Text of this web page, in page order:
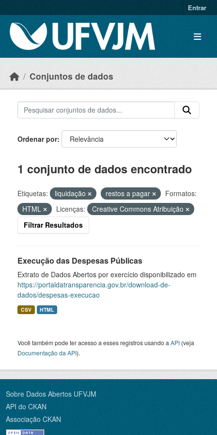
Entrar
Conjuntos de dados
Ordenar por
1 conjunto de dados encontrado
Etiquetas: liquidação restos a pagar
Formatos:
HTML
Licenças:
Creative Commons Atribuição
Filtrar Resultados
Execução das Despesas Públicas
Extrato de Dados Abertos por exercício disponibilizado em
https://portaldatransparencia.gov.br/download-de-
dados/despesas-execucao
CSV HTML
Você também pode ter acesso a esses registros usando a API (veja
Documentação da API).
Sobre Dados Abertos UFVJM
API do CKAN
Associação CKAN